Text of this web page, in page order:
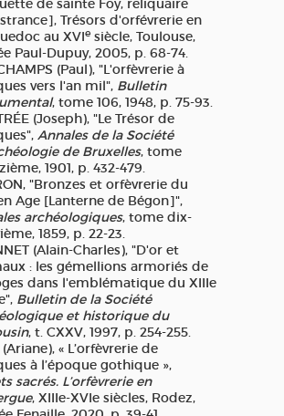
de sainte Foy, reliquaire
Trésors d'orfévrerie en
au XVIe siècle, Toulouse,
Paul-Dupuy, 2005, p. 68-74.
(Paul), "L'orfèvrerie à
vers l'an mil", Bulletin
, tome 106, 1948, p. 75-93.
(Joseph), "Le Trésor de
Annales de la Société
de Bruxelles, tome
1901, p. 432-479.
"Bronzes et orfèvrerie du
Age [Lanterne de Bégon]",
archéologiques, tome dix-
1859, p. 22-23.
(Alain-Charles), "D'or et
: les gémellions armoriés de
dans l'emblématique du XIIIe
Bulletin de la Société
et historique du
, t. CXXV, 1997, p. 254-255.
(Ariane), « L’orfèvrerie de
à l’époque gothique »,
sacrés. L’orfèvrerie en
, XIIIe-XVIe siècles, Rodez,